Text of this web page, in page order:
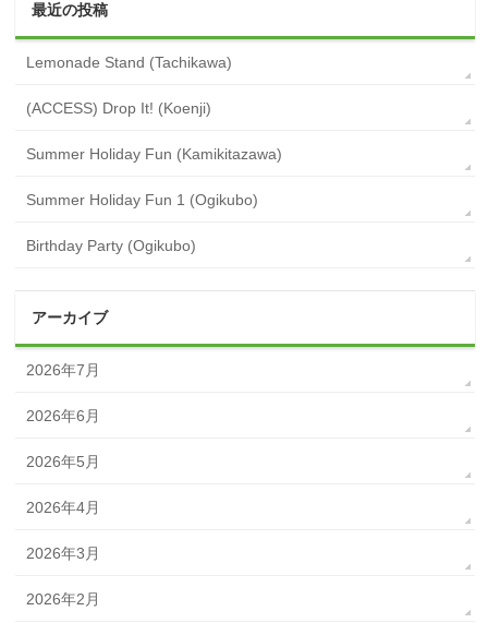
最近の投稿
Lemonade Stand (Tachikawa)
(ACCESS) Drop It! (Koenji)
Summer Holiday Fun (Kamikitazawa)
Summer Holiday Fun 1 (Ogikubo)
Birthday Party (Ogikubo)
アーカイブ
2026年7月
2026年6月
2026年5月
2026年4月
2026年3月
2026年2月